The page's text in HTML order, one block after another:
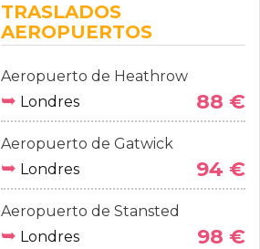
TRASLADOS
AEROPUERTOS
Aeropuerto de Heathrow
➥ Londres 88 €
Aeropuerto de Gatwick
➥ Londres 94 €
Aeropuerto de Stansted
➥ Londres 98 €